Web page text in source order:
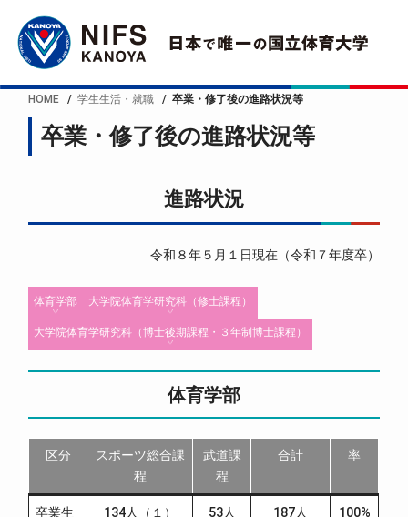
HOME 学生生活・就職 卒業・修了後の進路状況等
卒業・修了後の進路状況等
進路状況
令和８年５月１日現在（令和７年度卒）
体育学部 大学院体育学研究科（修士課程）
大学院体育学研究科（博士後期課程・３年制博士課程）
体育学部
区分
スポーツ総合課
程
武道課
程
合計 率
卒業生
134人（１） 53人
187人
100%